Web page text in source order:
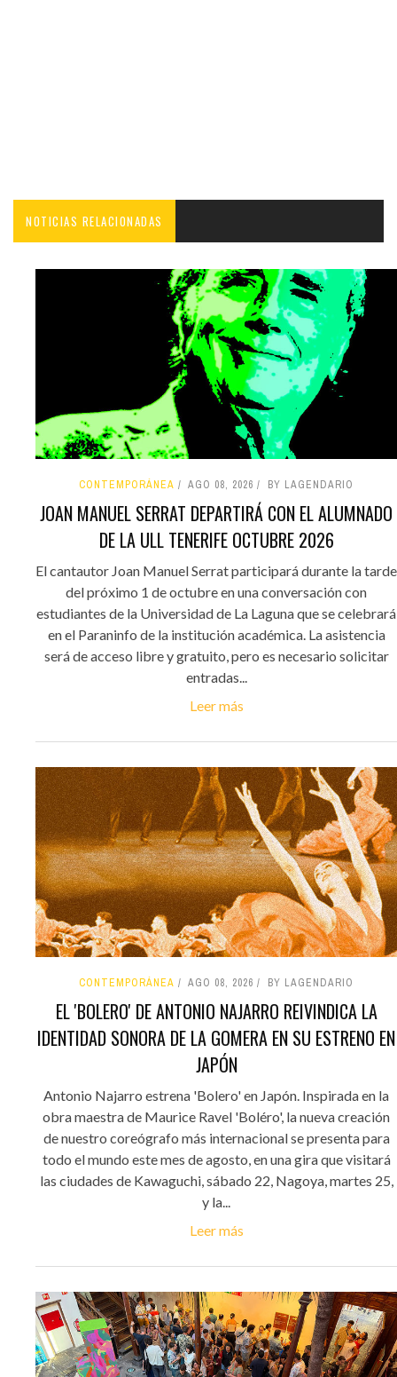
NOTICIAS RELACIONADAS
CONTEMPORÁNEA AGO 08, 2026 BY LAGENDARIO
JOAN MANUEL SERRAT DEPARTIRÁ CON EL ALUMNADO
DE LA ULL TENERIFE OCTUBRE 2026
El cantautor Joan Manuel Serrat participará durante la tarde
del próximo 1 de octubre en una conversación con
estudiantes de la Universidad de La Laguna que se celebrará
en el Paraninfo de la institución académica. La asistencia
será de acceso libre y gratuito, pero es necesario solicitar
entradas...
Leer más
CONTEMPORÁNEA AGO 08, 2026 BY LAGENDARIO
EL 'BOLERO' DE ANTONIO NAJARRO REIVINDICA LA
IDENTIDAD SONORA DE LA GOMERA EN SU ESTRENO EN
JAPÓN
Antonio Najarro estrena 'Bolero' en Japón. Inspirada en la
obra maestra de Maurice Ravel 'Boléro', la nueva creación
de nuestro coreógrafo más internacional se presenta para
todo el mundo este mes de agosto, en una gira que visitará
las ciudades de Kawaguchi, sábado 22, Nagoya, martes 25,
y la...
Leer más